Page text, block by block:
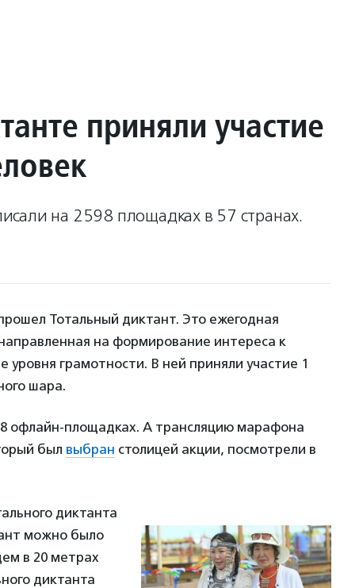
приняли участие
на 2598 площадках в 57 странах.
Тотальный диктант. Это ежегодная
на формирование интереса к
уровня грамотности. В ней приняли участие 1
шара.
офлайн-площадках. А трансляцию марафона
был выбран столицей акции, посмотрели в
диктанта
можно было
в 20 метрах
диктанта